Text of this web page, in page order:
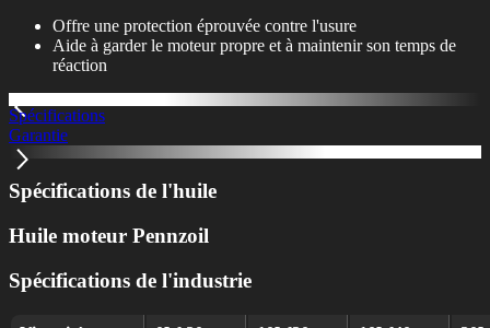
Offre une protection éprouvée contre l'usure
Aide à garder le moteur propre et à maintenir son temps de
réaction​
Spécifications
Garantie
Spécifications de l'huile
Huile moteur Pennzoil
Spécifications de l'industrie